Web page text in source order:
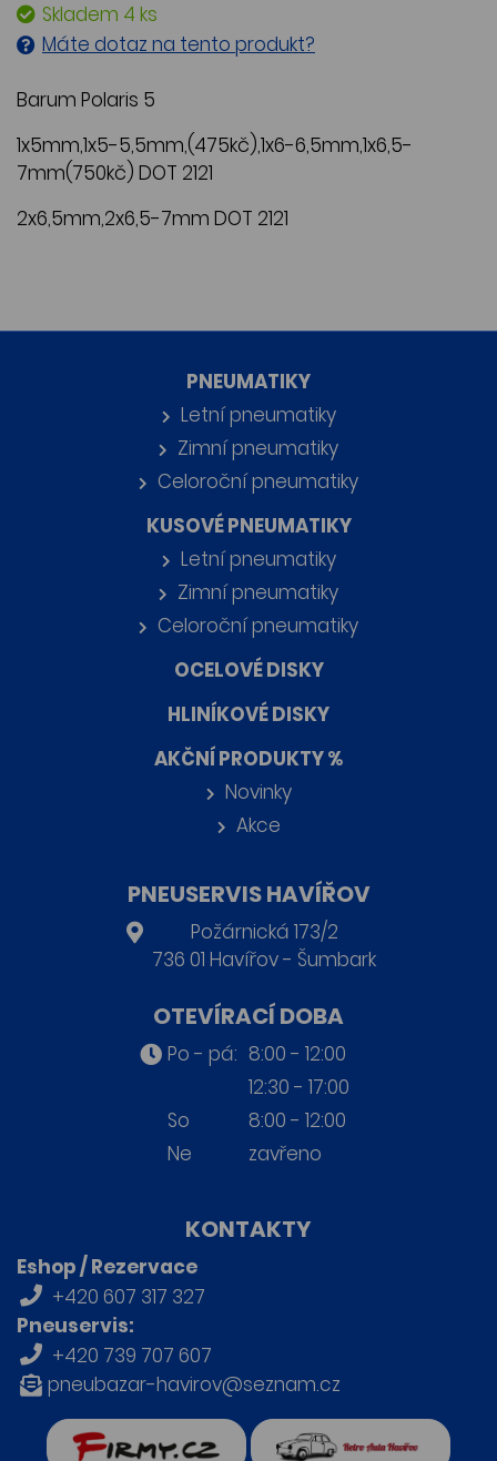
Skladem 4 ks
Máte dotaz na tento produkt?
Barum Polaris 5
1x5mm,1x5-5,5mm,(475kč),1x6-6,5mm,1x6,5-
7mm(750kč) DOT 2121
2x6,5mm,2x6,5-7mm DOT 2121
PNEUMATIKY
Letní pneumatiky
Zimní pneumatiky
Celoroční pneumatiky
KUSOVÉ PNEUMATIKY
Letní pneumatiky
Zimní pneumatiky
Celoroční pneumatiky
OCELOVÉ DISKY
HLINÍKOVÉ DISKY
AKČNÍ PRODUKTY %
Novinky
Akce
PNEUSERVIS HAVÍŘOV
Požárnická 173/2
736 01 Havířov - Šumbark
OTEVÍRACÍ DOBA
Po - pá: 8:00 - 12:00
12:30 - 17:00
So
8:00 - 12:00
Ne
zavřeno
KONTAKTY
Eshop / Rezervace
+420 607 317 327
Pneuservis:
+420 739 707 607
pneubazar-havirov@seznam.cz
Retro auta Havířov